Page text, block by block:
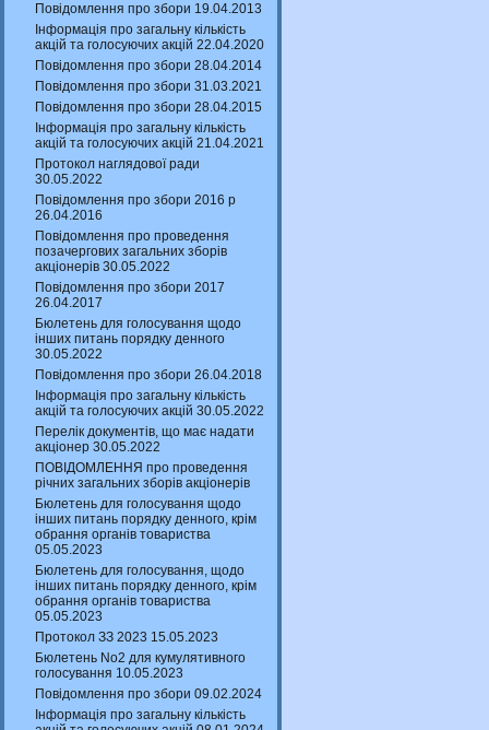
Повідомлення про збори 19.04.2013
Інформація про загальну кількість
акцій та голосуючих акцій 22.04.2020
Повідомлення про збори 28.04.2014
Повідомлення про збори 31.03.2021
Повідомлення про збори 28.04.2015
Інформація про загальну кількість
акцій та голосуючих акцій 21.04.2021
Протокол наглядової ради
30.05.2022
Повідомлення про збори 2016 р
26.04.2016
Повідомлення про проведення
позачергових загальних зборів
акціонерів 30.05.2022
Повідомлення про збори 2017
26.04.2017
Бюлетень для голосування щодо
інших питань порядку денного
30.05.2022
Повідомлення про збори 26.04.2018
Інформація про загальну кількість
акцій та голосуючих акцій 30.05.2022
Перелік документів, що має надати
акціонер 30.05.2022
ПОВІДОМЛЕННЯ про проведення
річних загальних зборів акціонерів
Бюлетень для голосування щодо
інших питань порядку денного, крім
обрання органів товариства
05.05.2023
Бюлетень для голосування, щодо
інших питань порядку денного, крім
обрання органів товариства
05.05.2023
Протокол ЗЗ 2023 15.05.2023
Бюлетень No2 для кумулятивного
голосування 10.05.2023
Повідомлення про збори 09.02.2024
Інформація про загальну кількість